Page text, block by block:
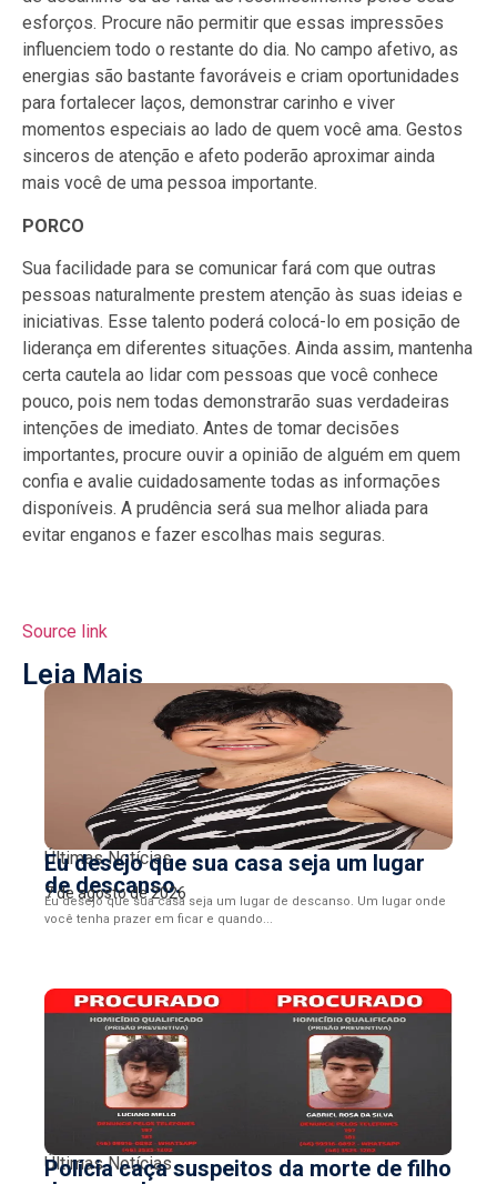
esforços. Procure não permitir que essas impressões
influenciem todo o restante do dia. No campo afetivo, as
energias são bastante favoráveis e criam oportunidades
para fortalecer laços, demonstrar carinho e viver
momentos especiais ao lado de quem você ama. Gestos
sinceros de atenção e afeto poderão aproximar ainda
mais você de uma pessoa importante.
PORCO
Sua facilidade para se comunicar fará com que outras
pessoas naturalmente prestem atenção às suas ideias e
iniciativas. Esse talento poderá colocá-lo em posição de
liderança em diferentes situações. Ainda assim, mantenha
certa cautela ao lidar com pessoas que você conhece
pouco, pois nem todas demonstrarão suas verdadeiras
intenções de imediato. Antes de tomar decisões
importantes, procure ouvir a opinião de alguém em quem
confia e avalie cuidadosamente todas as informações
disponíveis. A prudência será sua melhor aliada para
evitar enganos e fazer escolhas mais seguras.
Source link
Leia Mais
Últimas Notícias
Eu desejo que sua casa seja um lugar
de descanso.
7 de agosto de 2026
Eu desejo que sua casa seja um lugar de descanso. Um lugar onde
você tenha prazer em ficar e quando...
Últimas Notícias
Polícia caça suspeitos da morte de filho